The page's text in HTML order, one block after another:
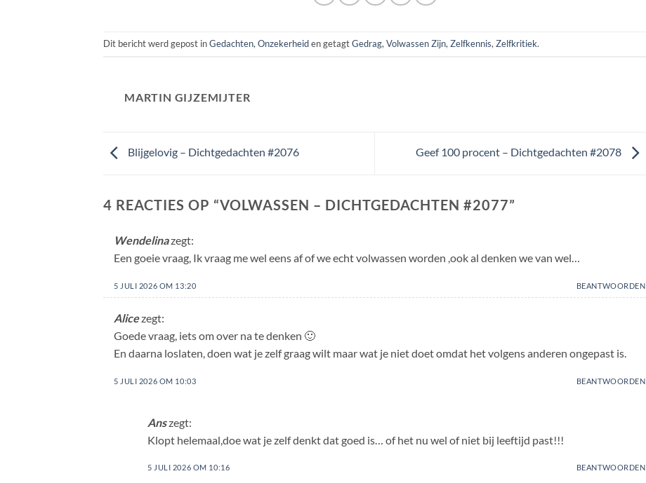
Dit bericht werd gepost inGedachten,Onzekerheiden getagtGedrag,Volwassen Zijn,Zelfkennis,Zelfkritiek.
MARTIN GIJZEMIJTER
Blijgelovig – Dichtgedachten #2076 Geef 100 procent – Dichtgedachten #2078
4 REACTIES OP “VOLWASSEN – DICHTGEDACHTEN #2077”
Wendelinazegt:
Een goeie vraag, Ik vraag me wel eens af of we echt volwassen worden ,ook al denken we van wel…
5 JULI 2026 OM 13:20 BEANTWOORDEN
Alicezegt:
Goede vraag, iets om over na te denken 🙂
En daarna loslaten, doen wat je zelf graag wilt maar wat je niet doet omdat het volgens anderen ongepast is.
5 JULI 2026 OM 10:03 BEANTWOORDEN
Anszegt:
Klopt helemaal,doe wat je zelf denkt dat goed is… of het nu wel of niet bij leeftijd past!!!
5 JULI 2026 OM 10:16 BEANTWOORDEN